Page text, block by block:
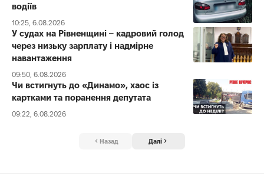
водіїв
10:25, 6.08.2026
У судах на Рівненщині – кадровий голод
через низьку зарплату і надмірне
навантаження
09:50, 6.08.2026
Чи встигнуть до «Динамо», хаос із
картками та поранення депутата
09:22, 6.08.2026
Назад Далі